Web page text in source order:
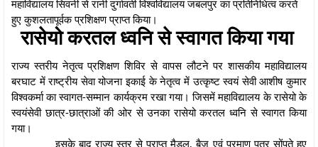
महाविद्यालय सिवनी से रानी दुर्गावती विश्वविद्यालय जबलपुर का प्रतिनिधित्व करते
हुए कुशलतापूर्वक प्रशिक्षण प्राप्त किया।
रासेयो करतल ध्वनि से स्वागत किया गया
राज्य स्तरीय नेतृत्व प्रशिक्षण शिविर से वापस लौटने पर शासकीय महाविद्यालय
बरघाट में राष्ट्रीय सेवा योजना इकाई के नेतृत्व में उत्कृष्ट स्वयं सेवी आशीष कुमार
विश्वकर्मा का स्वागत-सम्मान कार्यक्रम रखा गया। जिसमें महाविद्यालय के रासेयो के
स्वयंसेवी छात्र-छात्राओं की ओर से उनका रासेयो करतल ध्वनि से स्वागत किया
गया।
इसके बाद राज्य स्तर से प्राप्त मैडल, बैज एवं प्रमाण पत्र सोंपते हुए